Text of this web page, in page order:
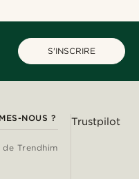
S'INSCRIRE
NOUS ?
Trendhim
Trustpilot